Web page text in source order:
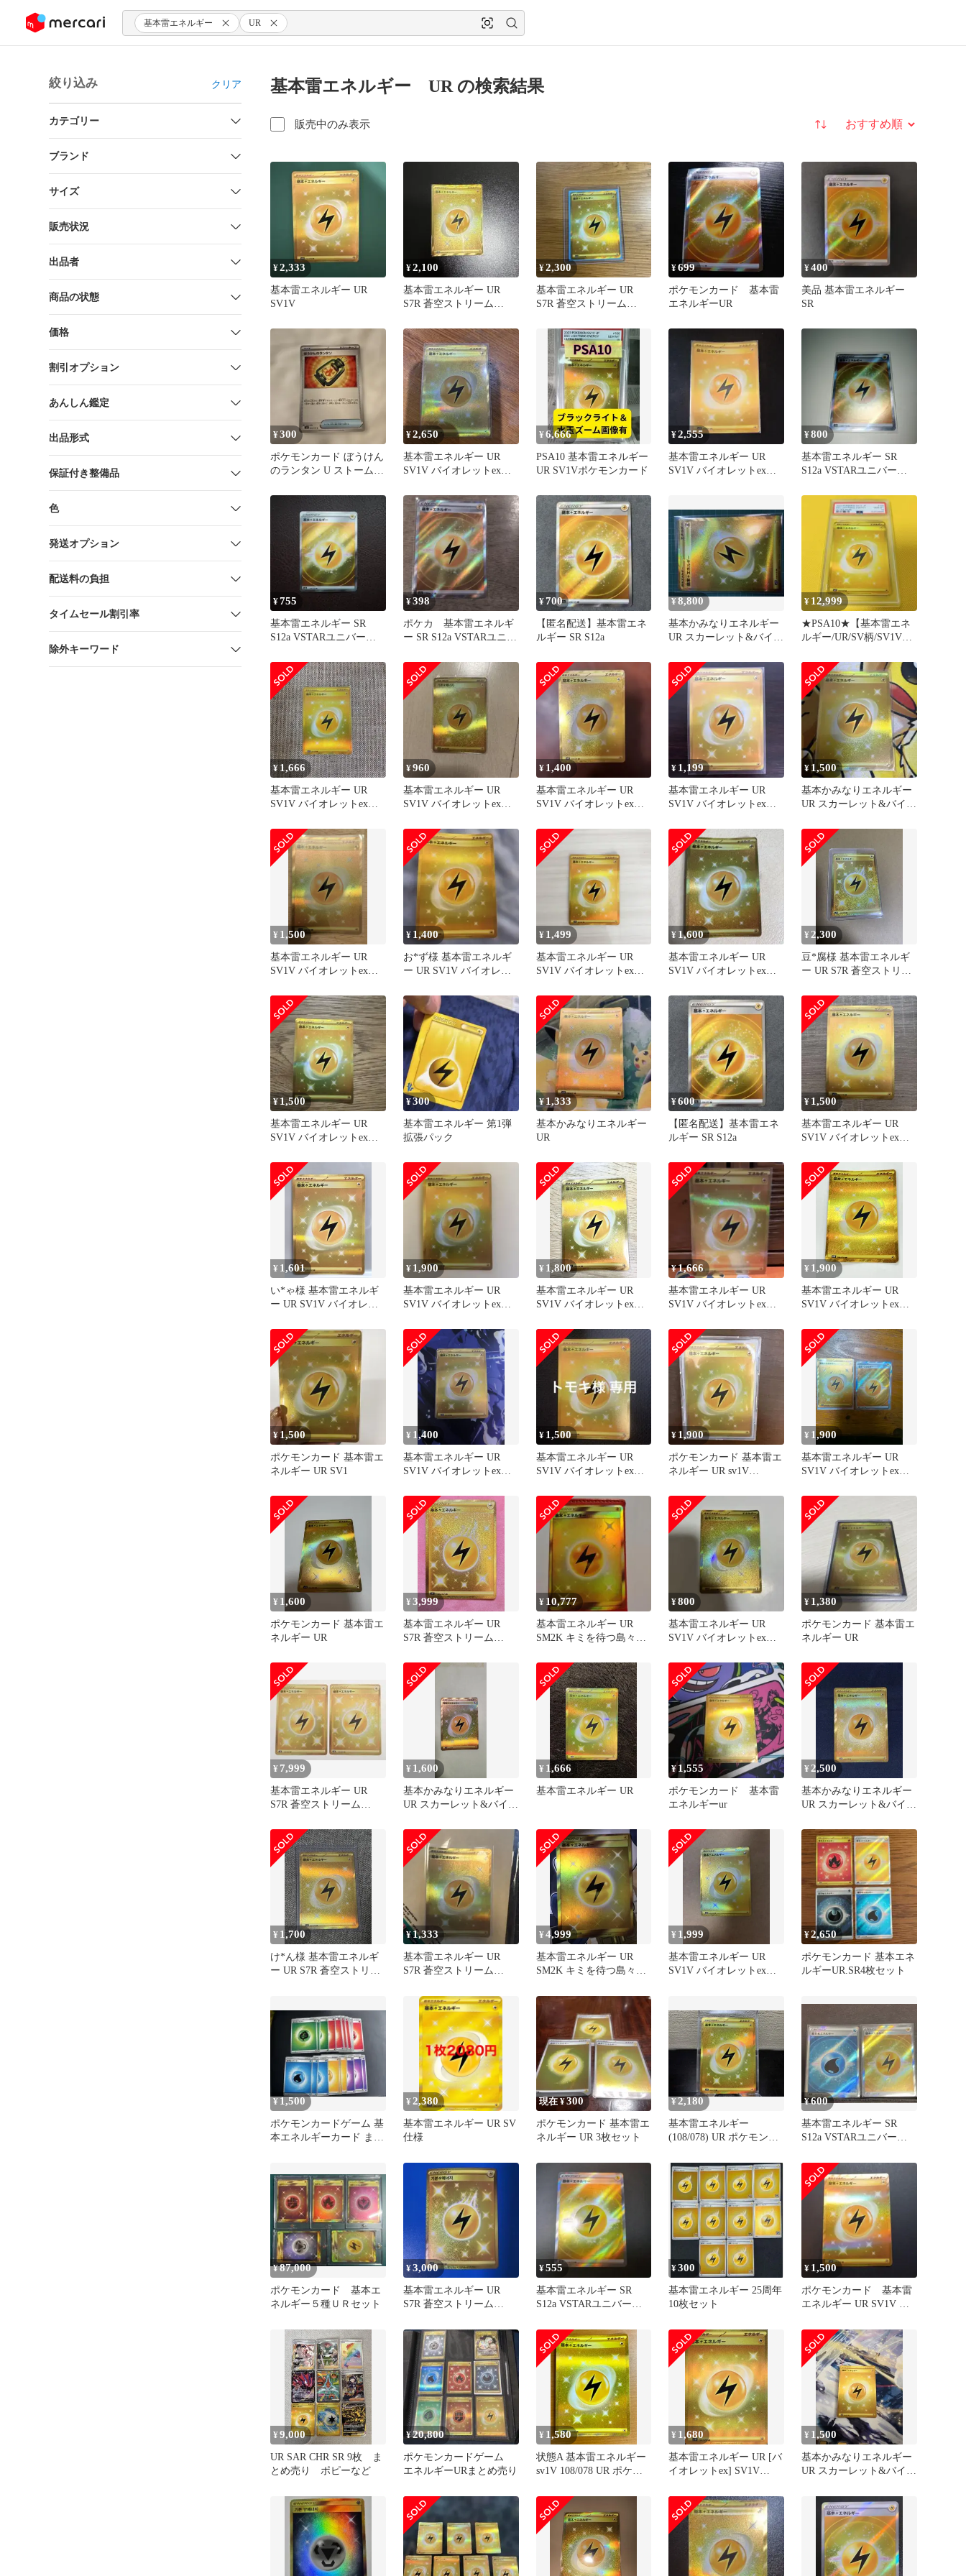
ツにスキップ 基本雷エネルギー UR
絞り込み クリア
カテゴリー
ブランド
サイズ
販売状況
出品者
商品の状態
価格
割引オプション
あんしん鑑定
出品形式
保証付き整備品
色
発送オプション
配送料の負担
タイムセール割引率
除外キーワード
基本雷エネルギー UR の検索結果
販売中のみ表示 並び替え
¥2,333
基本雷エネルギー UR
SV1V
¥2,100
基本雷エネルギー UR
S7R 蒼空ストリーム
¥2,300
基本雷エネルギー UR
S7R 蒼空ストリーム
¥699
ポケモンカード 基本雷
エネルギーUR
¥400
美品 基本雷エネルギー
SR
¥300
ポケモンカード ぼうけん
のランタン U ストームエ
¥2,650
基本雷エネルギー UR
SV1V バイオレットex
¥6,666
PSA10 基本雷エネルギー
UR SV1Vポケモンカード
¥2,555
基本雷エネルギー UR
SV1V バイオレットex
¥800
基本雷エネルギー SR
S12a VSTARユニバース
¥755
基本雷エネルギー SR
S12a VSTARユニバース
¥398
ポケカ 基本雷エネルギ
ー SR S12a VSTARユニバ
¥700
【匿名配送】基本雷エネ
ルギー SR S12a
¥8,800
基本かみなりエネルギー
UR スカーレット&バイオ
オレ…
¥ 12,999
★PSA10★【基本雷エネ
ルギー/UR/SV柄/SV1V】
¥1,666
基本雷エネルギー UR
SV1V バイオレットex
¥960
基本雷エネルギー UR
SV1V バイオレットex
¥ 1,400
基本雷エネルギー UR
SV1V バイオレットex
¥ 1,199
基本雷エネルギー UR
SV1V バイオレットex
¥ 1,500
基本かみなりエネルギー
UR スカーレット&バイオ
オレ…
¥ 1,500
基本雷エネルギー UR
SV1V バイオレットex
¥ 1,400
お*ず様 基本雷エネルギ
ー UR SV1V バイオレッ
¥ 1,499
基本雷エネルギー UR
SV1V バイオレットex
¥ 1,600
基本雷エネルギー UR
SV1V バイオレットex
¥ 2,300
豆*腐様 基本雷エネルギ
ー UR S7R 蒼空ストリー
¥ 1,500
基本雷エネルギー UR
SV1V バイオレットex
¥300
基本雷エネルギー 第1弾
拡張パック
¥ 1,333
基本かみなりエネルギー
UR
¥600
【匿名配送】基本雷エネ
ルギー SR S12a
¥ 1,500
基本雷エネルギー UR
SV1V バイオレットex
¥ 1,601
い*ゃ様 基本雷エネルギ
ー UR SV1V バイオレッ
¥ 1,900
基本雷エネルギー UR
SV1V バイオレットex
¥ 1,800
基本雷エネルギー UR
SV1V バイオレットex
¥1,666
基本雷エネルギー UR
SV1V バイオレットex
¥ 1,900
基本雷エネルギー UR
SV1V バイオレットex
¥1,500
ポケモンカード 基本雷エ
ネルギー UR SV1
¥ 1,400
基本雷エネルギー UR
SV1V バイオレットex
¥ 1,500
基本雷エネルギー UR
SV1V バイオレットex
¥ 1,900
ポケモンカード 基本雷エ
ネルギー UR sv1V
¥ 1,900
基本雷エネルギー UR
SV1V バイオレットex
¥ 1,600
ポケモンカード 基本雷エ
ネルギー UR
¥3,999
基本雷エネルギー UR
S7R 蒼空ストリーム
¥ 10,777
基本雷エネルギー UR
SM2K キミを待つ島々
¥800
基本雷エネルギー UR
SV1V バイオレットex
¥ 1,380
ポケモンカード 基本雷エ
ネルギー UR
¥ 7,999
基本雷エネルギー UR
S7R 蒼空ストリーム
¥ 1,600
基本かみなりエネルギー
UR スカーレット&バイオ
オレ…
¥ 1,666
基本雷エネルギー UR
¥ 1,555
ポケモンカード 基本雷
エネルギーur
¥ 2,500
基本かみなりエネルギー
UR スカーレット&バイオ
オレ…
¥ 1,700
け*ん様 基本雷エネルギ
ー UR S7R 蒼空ストリー
¥1,333
基本雷エネルギー UR
S7R 蒼空ストリーム
¥4,999
基本雷エネルギー UR
SM2K キミを待つ島々
¥ 1,999
基本雷エネルギー UR
SV1V バイオレットex
¥2,650
ポケモンカード 基本エネ
ルギーUR.SR4枚セット
¥ 1,500
ポケモンカードゲーム 基
本エネルギーカード まと
¥2,380
基本雷エネルギー UR SV
仕様
現在 ¥300
ポケモンカード 基本雷エ
ネルギー UR 3枚セット
¥2,180
基本雷エネルギー
(108/078) UR ポケモンカ
¥600
基本雷エネルギー SR
S12a VSTARユニバース
¥87,000
ポケモンカード 基本エ
ネルギー５種ＵＲセット
¥3,000
基本雷エネルギー UR
S7R 蒼空ストリーム
¥555
基本雷エネルギー SR
S12a VSTARユニバース
¥300
基本雷エネルギー 25周年
10枚セット
¥ 1,500
ポケモンカード 基本雷
エネルギー UR SV1V バ
¥9,000
UR SAR CHR SR 9枚 ま
とめ売り ポピーなど
¥20,800
ポケモンカードゲーム
エネルギーURまとめ売り
¥ 1,580
状態A 基本雷エネルギー
sv1V 108/078 UR ポケカ
¥ 1,680
基本雷エネルギー UR [バ
イオレットex] SV1V
ポケカ
¥ 1,500
基本かみなりエネルギー
UR スカーレット&バイオ
オレ…